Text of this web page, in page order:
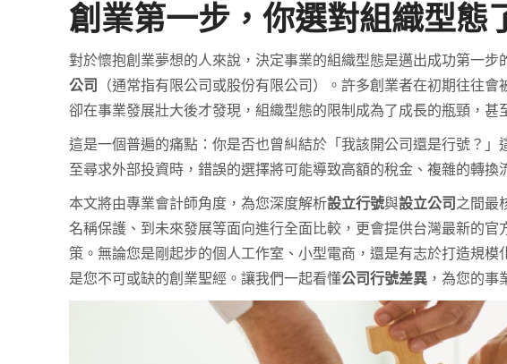
創業第一步，你選對組織型態
對於懷抱創業夢想的人來說，決定事業的組織型態是邁出成功第一
公司
（通常指有限公司或股份有限公司）。許多創業者在初期往往
卻在事業發展壯大後才發現，組織型態的限制成為了成長的瓶頸，甚
這是一個普遍的痛點：你是否也曾糾結於「我該開公司還是行號？
至尋求外部投資時，錯誤的選擇將可能導致高額的稅金、複雜的轉
本文將由專業會計師角度，為您深度解析設立行號與設立公司 之間最
名稱保護、到未來發展等面向進行全面比較，更會提供台灣最新的
策。無論您是剛起步的個人工作室、小型電商，還是有志於打造規
是您不可或缺的創業聖經。讓我們一起看懂公司行號差異 ，為您的事